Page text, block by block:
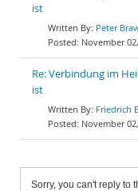
ist
Peter
November
Re: Verbindung im
ist
Friedrich
November
Sorry, you can't reply to